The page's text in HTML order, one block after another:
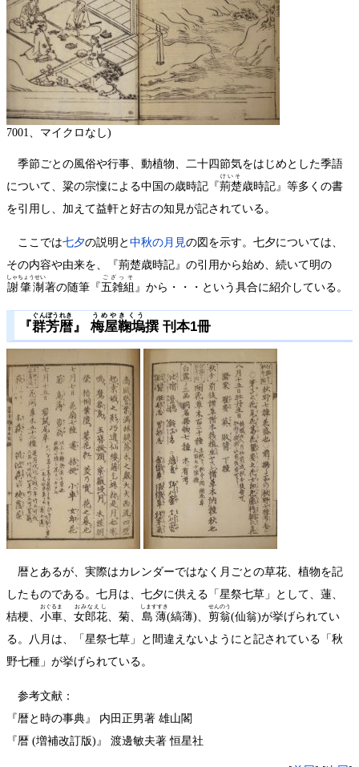
7001、マイクロなし)
季節ごとの風俗や行事、動植物、二十四節気をはじめとした季語
について、粱の宗懍による中国の歳時記『荊楚
けいそ
歳時記』等多くの書
を引用し、加えて益軒と好古の知見が記されている。
ここでは七夕の説明と中秋の月見の図を示す。七夕については、
その内容や由来を、『荊楚歳時記』の引用から始め、続いて明の
謝肇淛
しゃちょうせい
著の随筆『五雑組
ござっそ
』から・・・という具合に紹介している。
『群芳暦
ぐんぼうれき
』梅屋鞠塢
うめやきくう
撰 刊本1冊
暦とあるが、実際はカレンダーではなく月ごとの草花、植物を記
したものである。七月は、七夕に供える「星祭七草」として、蓮、
桔梗、 小車
おぐるま
、 女郎花
おみなえし
、菊、 島薄
しますすき
(縞薄)、 剪翁
せんのう
(仙翁)が挙げられてい
る。八月は、「星祭七草」と間違えないようにと記されている「秋
野七種」が挙げられている。
参考文献：
『暦と時の事典』 内田正男著 雄山閣
『暦 (増補改訂版)』 渡邊敏夫著 恒星社